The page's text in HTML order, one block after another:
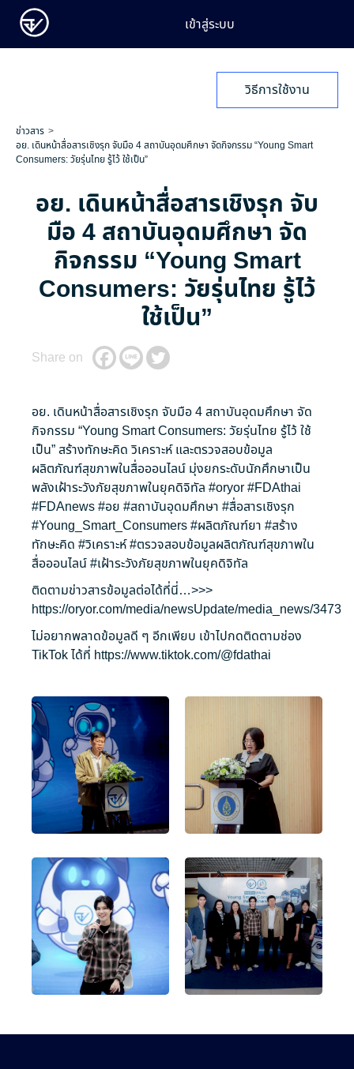
เข้าสู่ระบบ
วิธีการใช้งาน
ข่าวสาร
อย. เดินหน้าสื่อสารเชิงรุก จับมือ 4 สถาบันอุดมศึกษา จัดกิจกรรม “Young Smart
Consumers: วัยรุ่นไทย รู้ไว้ ใช้เป็น”
อย. เดินหน้าสื่อสารเชิงรุก จับ
มือ 4 สถาบันอุดมศึกษา จัด
กิจกรรม “Young Smart
Consumers: วัยรุ่นไทย รู้ไว้
ใช้เป็น”
Share on
อย. เดินหน้าสื่อสารเชิงรุก จับมือ 4 สถาบันอุดมศึกษา จัด
กิจกรรม “Young Smart Consumers: วัยรุ่นไทย รู้ไว้ ใช้
เป็น” สร้างทักษะคิด วิเคราะห์ และตรวจสอบข้อมูล
ผลิตภัณฑ์สุขภาพในสื่อออนไลน์ มุ่งยกระดับนักศึกษาเป็น
พลังเฝ้าระวังภัยสุขภาพในยุคดิจิทัล #oryor#FDAthai
#FDAnews#อย #สถาบันอุดมศึกษา #สื่อสารเชิงรุก
#Young_Smart_Consumers#ผลิตภัณฑ์ยา #สร้าง
ทักษะคิด #วิเคราะห์#ตรวจสอบข้อมูลผลิตภัณฑ์สุขภาพใน
สื่อออนไลน์#เฝ้าระวังภัยสุขภาพในยุคดิจิทัล
ติดตามข่าวสารข้อมูลต่อได้ที่นี่…>>>
https://oryor.com/media/newsUpdate/media_news/3473
ไม่อยากพลาดข้อมูลดี ๆ อีกเพียบ เข้าไปกดติดตามช่อง
TikTok ได้ที่ https://www.tiktok.com/@fdathai